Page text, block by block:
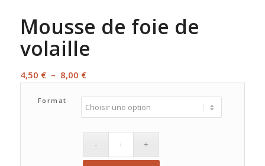
Mousse de foie de
volaille
4,50 € – 8,00 €Plage
prix :
4,50 €
à
8,00 €
Format